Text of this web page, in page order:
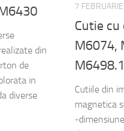
din
de
in
diverse
7
Cutie
M6074,
M6498.1
Cutiile din
magnetica
-